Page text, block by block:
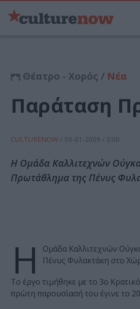
Θέατρο - Χορός / Νέα
Παράταση
CULTURENOW / 09-01-2009 / 0:00
Η Ομάδα Καλλιτεχνών Ούγκα
Πρωτάθλημα της Πένυς
Η Ομάδα Καλλιτεχνών
Πένυς Φυλακτάκη στο
Το έργο τιμήθηκε με το 3ο
πρώτη παρουσίασή του έγινε το